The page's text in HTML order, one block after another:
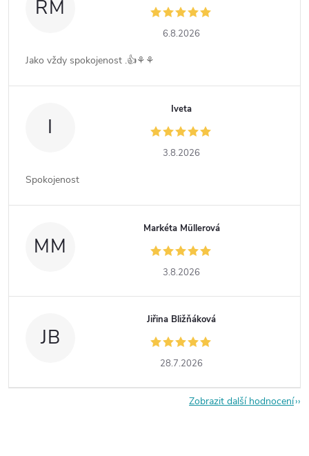
RM
6.8.2026
Jako vždy spokojenost .👍⚘️⚘️
I
Iveta
3.8.2026
Spokojenost
MM
Markéta Müllerová
3.8.2026
JB
Jiřina Bližňáková
28.7.2026
Zobrazit další hodnocení